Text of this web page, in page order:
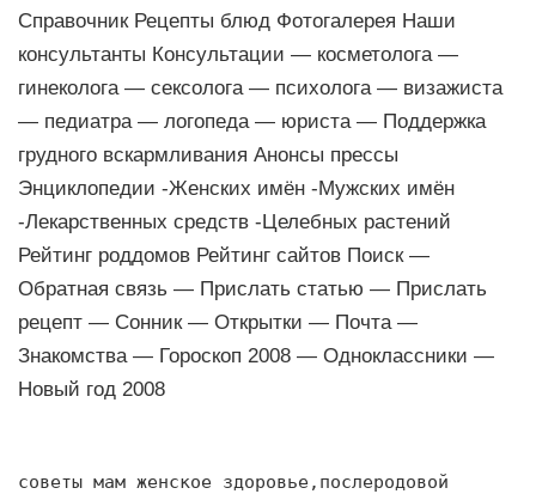
Справочник Рецепты блюд Фотогалерея Наши
консультанты Консультации — косметолога —
гинеколога — сексолога — психолога — визажиста
— педиатра — логопеда — юриста — Поддержка
грудного вскармливания Анонсы прессы
Энциклопедии -Женских имён -Мужских имён
-Лекарственных средств -Целебных растений
Рейтинг роддомов Рейтинг сайтов Поиск —
Обратная связь — Прислать статью — Прислать
рецепт — Сонник — Открытки — Почта —
Знакомства — Гороскоп 2008 — Одноклассники —
Новый год 2008
советы мам женское здоровье,послеродовой